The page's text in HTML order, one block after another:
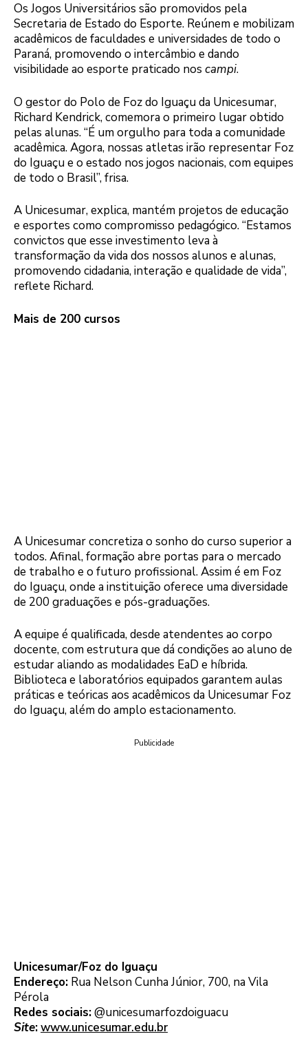
Os Jogos Universitários são promovidos pela
Secretaria de Estado do Esporte. Reúnem e mobilizam
acadêmicos de faculdades e universidades de todo o
Paraná, promovendo o intercâmbio e dando
visibilidade ao esporte praticado nos campi.
O gestor do Polo de Foz do Iguaçu da Unicesumar,
Richard Kendrick, comemora o primeiro lugar obtido
pelas alunas. “É um orgulho para toda a comunidade
acadêmica. Agora, nossas atletas irão representar Foz
do Iguaçu e o estado nos jogos nacionais, com equipes
de todo o Brasil”, frisa.
A Unicesumar, explica, mantém projetos de educação
e esportes como compromisso pedagógico. “Estamos
convictos que esse investimento leva à
transformação da vida dos nossos alunos e alunas,
promovendo cidadania, interação e qualidade de vida”,
reflete Richard.
Mais de 200 cursos
A Unicesumar concretiza o sonho do curso superior a
todos. Afinal, formação abre portas para o mercado
de trabalho e o futuro profissional. Assim é em Foz
do Iguaçu, onde a instituição oferece uma diversidade
de 200 graduações e pós-graduações.
A equipe é qualificada, desde atendentes ao corpo
docente, com estrutura que dá condições ao aluno de
estudar aliando as modalidades EaD e híbrida.
Biblioteca e laboratórios equipados garantem aulas
práticas e teóricas aos acadêmicos da Unicesumar Foz
do Iguaçu, além do amplo estacionamento.
Publicidade
Unicesumar/Foz do Iguaçu
Endereço: Rua Nelson Cunha Júnior, 700, na Vila
Pérola
Redes sociais:@unicesumarfozdoiguacu
Site:www.unicesumar.edu.br